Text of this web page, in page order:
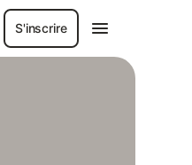
S'inscrire